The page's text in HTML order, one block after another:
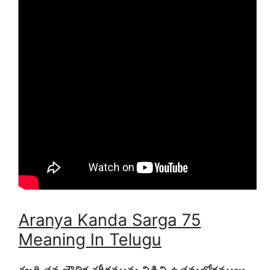
Aranya Kanda Sarga 75
Meaning In Telugu